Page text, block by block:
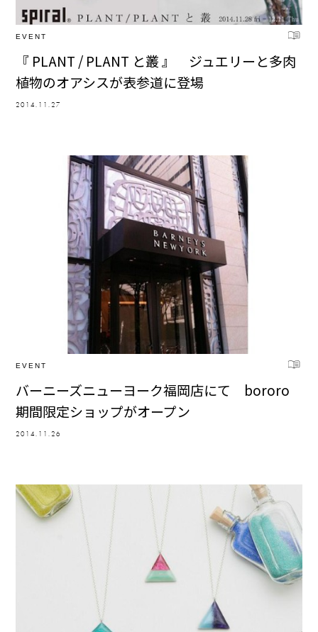
EVENT
『 PLANT / PLANT と叢 』 ジュエリーと多肉
植物のオアシスが表参道に登場
2014.11.27
EVENT
バーニーズニューヨーク福岡店にて bororo
期間限定ショップがオープン
2014.11.26